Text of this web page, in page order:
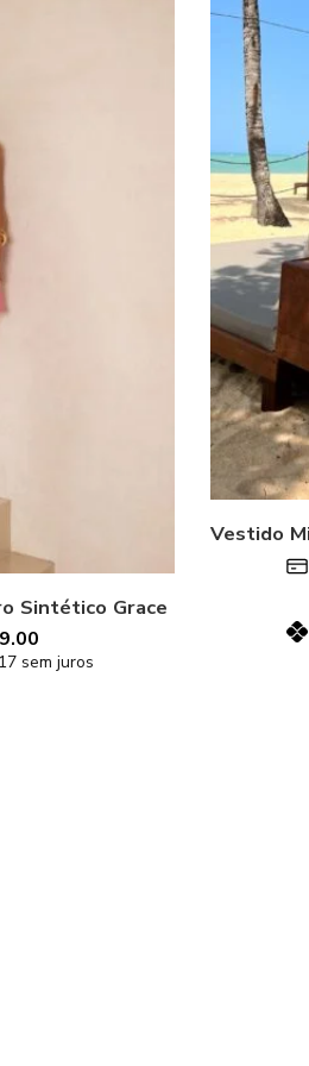
Sintético Grace
sem juros